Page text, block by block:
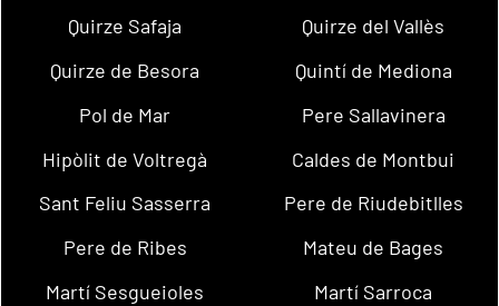
Quirze Safaja
Quirze del Vallès
Quirze de Besora
Quintí de Mediona
Pol de Mar
Pere Sallavinera
Hipòlit de Voltregà
Caldes de Montbui
Sant Feliu Sasserra
Pere de Riudebitlles
Pere de Ribes
Mateu de Bages
Martí Sesgueioles
Martí Sarroca